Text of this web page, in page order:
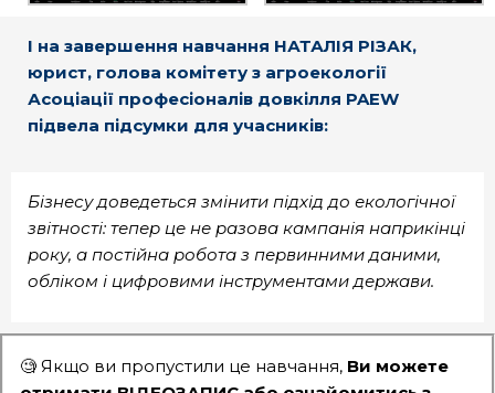
І на завершення навчання НАТАЛІЯ РІЗАК,
юрист, голова комітету з агроекології
Асоціації професіоналів довкілля PAEW
підвела підсумки для учасників:
Бізнесу доведеться змінити підхід до екологічної
звітності: тепер це не разова кампанія наприкінці
року, а постійна робота з первинними даними,
обліком і цифровими інструментами держави.
🧐 Якщо ви пропустили це навчання, Ви можете